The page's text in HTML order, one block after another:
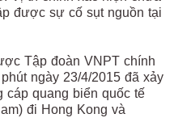
được sự cố sụt nguồn tại
Tập đoàn VNPT chính
ngày 23/4/2015 đã xảy
cáp quang biển quốc tế
đi Hong Kong và